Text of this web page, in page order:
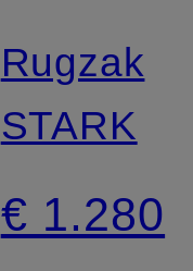
Rugzak
STARK
€ 1.280